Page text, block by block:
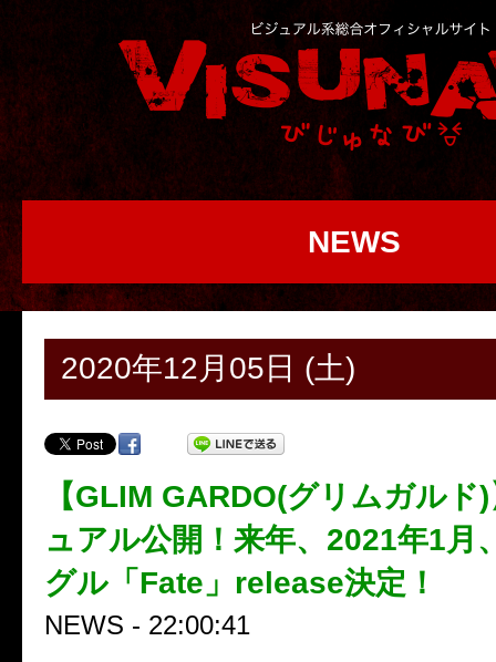
NEWS
2020年12月05日 (土)
【GLIM GARDO(グリムガルド
ュアル公開！来年、2021年1月
グル「Fate」release決定！
NEWS - 22:00:41